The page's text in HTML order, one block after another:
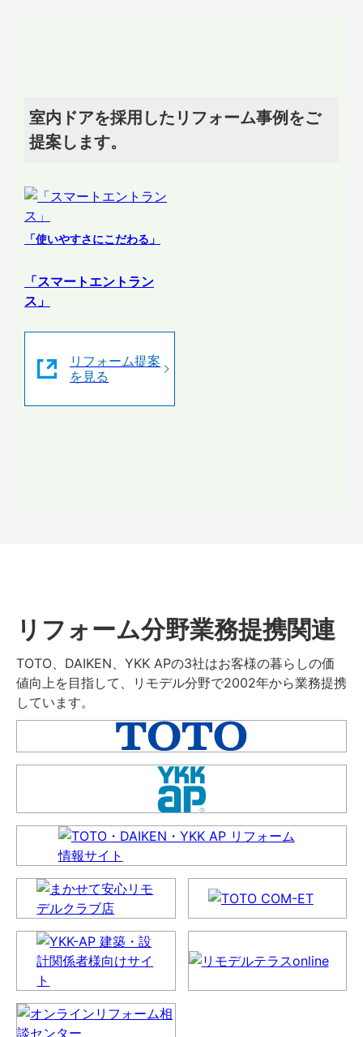
室内ドアを採用したリフォーム事例をご
提案します。
「使いやすさにこだわる」
「スマートエントラン
ス」
リフォーム提案
を見る
リフォーム分野業務提携関連
TOTO、DAIKEN、YKK APの3社はお客様の暮らしの価
値向上を目指して、リモデル分野で2002年から業務提携
しています。